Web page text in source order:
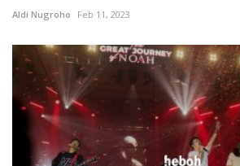
Aldi Nugroho Feb 11, 2023